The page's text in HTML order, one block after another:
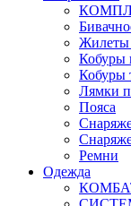
Жилеты
Кобуры
Кобуры
Лямки
Пояса
Ремни
Одежда